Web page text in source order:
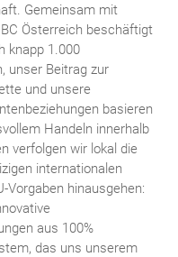
Gemeinsam mit
Österreich beschäftigt
knapp 1.000
unser Beitrag zur
und unsere
basieren
Handeln innerhalb
verfolgen wir lokal die
internationalen
Vorgaben hinausgehen:
aus 100%
das uns unserem